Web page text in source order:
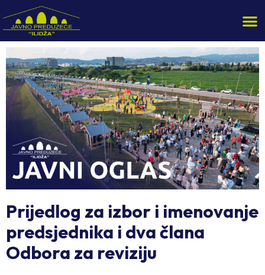
Prijedlog za izbor i imenovanje
predsjednika i dva člana
Odbora za reviziju